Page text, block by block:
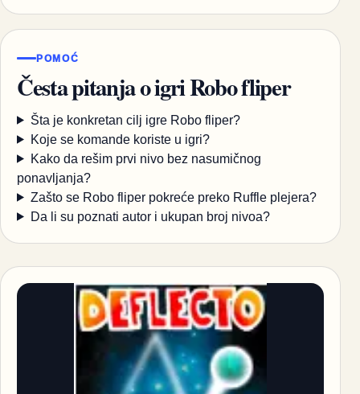
POMOĆ
Česta pitanja o igri Robo fliper
Šta je konkretan cilj igre Robo fliper?
Koje se komande koriste u igri?
Kako da rešim prvi nivo bez nasumičnog
ponavljanja?
Zašto se Robo fliper pokreće preko Ruffle plejera?
Da li su poznati autor i ukupan broj nivoa?